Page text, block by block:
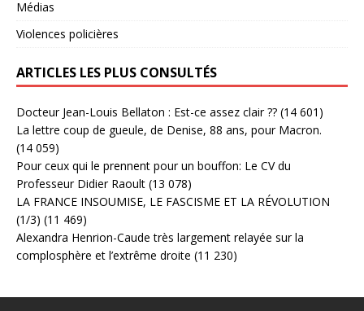
Médias
Violences policières
ARTICLES LES PLUS CONSULTÉS
Docteur Jean-Louis Bellaton : Est-ce assez clair ?? (14 601)
La lettre coup de gueule, de Denise, 88 ans, pour Macron.
(14 059)
Pour ceux qui le prennent pour un bouffon: Le CV du
Professeur Didier Raoult (13 078)
LA FRANCE INSOUMISE, LE FASCISME ET LA RÉVOLUTION
(1/3) (11 469)
Alexandra Henrion-Caude très largement relayée sur la
complosphère et l’extrême droite (11 230)